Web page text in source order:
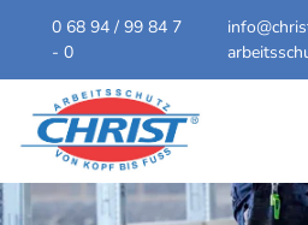
0 68 94 / 99 84 7
- 0